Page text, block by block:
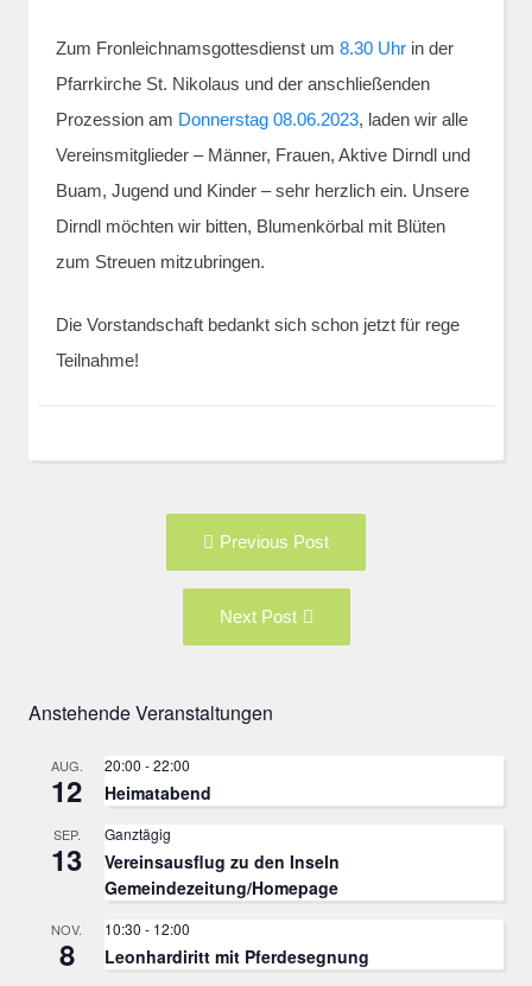
Zum Fronleichnamsgottesdienst um 8.30 Uhrin der
Pfarrkirche St. Nikolaus und der anschließenden
Prozession am Donnerstag 08.06.2023, laden wir alle
Vereinsmitglieder – Männer, Frauen, Aktive Dirndl und
Buam, Jugend und Kinder – sehr herzlich ein. Unsere
Dirndl möchten wir bitten, Blumenkörbal mit Blüten
zum Streuen mitzubringen.
Die Vorstandschaft bedankt sich schon jetzt für rege
Teilnahme!
Previous Post
post:
Next Post
Post:
Anstehende Veranstaltungen
AUG.
12
20:00 -22:00
Heimatabend
SEP.
13
Ganztägig
Vereinsausflug zu den Inseln
Gemeindezeitung/Homepage
NOV.
8
10:30 - 12:00
Leonhardiritt mit Pferdesegnung